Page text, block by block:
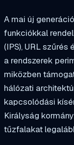
A mai új
funkciókkal
(IPS), URL
a rendszerek
miközben
hálózati
kapcsolódási
Királyság
tűzfalakat